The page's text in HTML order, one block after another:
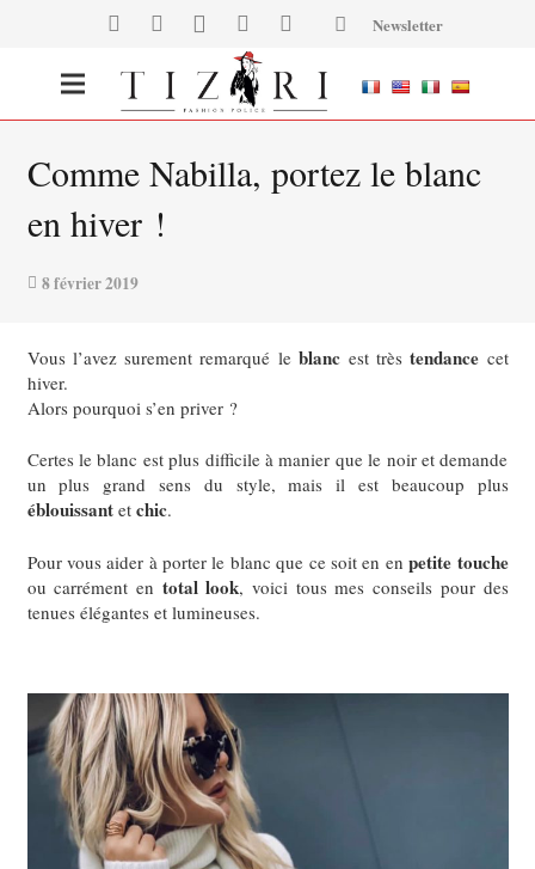
Newsletter
Comme Nabilla, portez le blanc
en hiver !
8 février 2019
Vous l’avez surement remarqué leblanc est trèstendance cet
hiver.
Alors pourquoi s’en priver ?
Certes le blanc est plus difficile à manier que le noir et demande
un plus grand sens du style, mais il est beaucoup plus
éblouissantet chic.
Pour vous aider à porter le blanc que ce soit en enpetite touche
ou carrément en total look, voici tous mes conseils pour des
tenues élégantes et lumineuses.